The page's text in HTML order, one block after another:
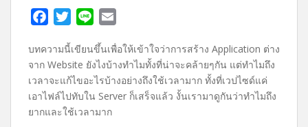
c
e
b
o
o
i
t
t
e
r
n
e
a
i
l
บทความนี้เขียนขึ้นเพื่อให้เข้าใจว่าการสร้าง Application ต่าง
จาก Website ยังไงบ้างทำไมทั้งที่น่าจะคล้ายๆกัน แต่ทำไมถึง
เวลาจะแก้ไขอะไรบ้างอย่างถึงใช้เวลามาก ทั้งที่เวปไซด์แค่
เอาไฟล์ไปทับใน Server ก็เสร็จแล้ว งั้นเรามาดูกันว่าทำไมถึง
ยากและใช้เวลามาก